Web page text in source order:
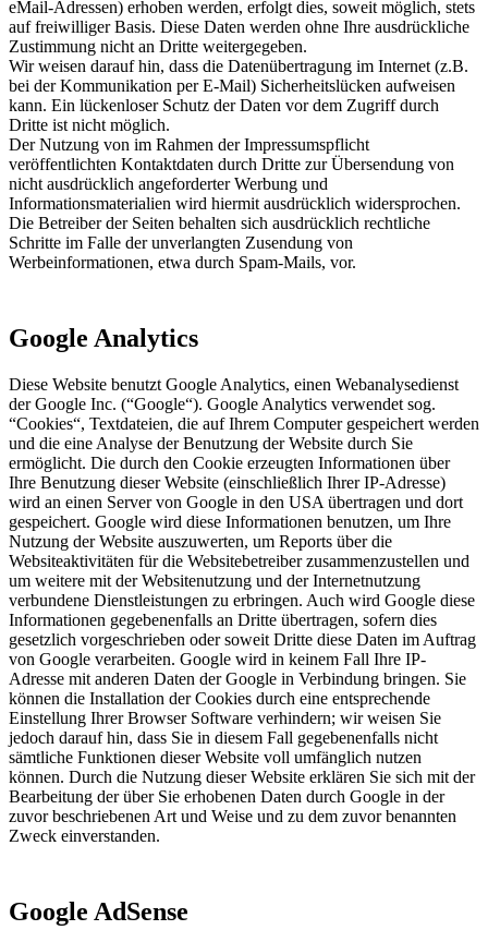
eMail-Adressen) erhoben werden, erfolgt dies, soweit möglich, stets
auf freiwilliger Basis. Diese Daten werden ohne Ihre ausdrückliche
Zustimmung nicht an Dritte weitergegeben.
Wir weisen darauf hin, dass die Datenübertragung im Internet (z.B.
bei der Kommunikation per E-Mail) Sicherheitslücken aufweisen
kann. Ein lückenloser Schutz der Daten vor dem Zugriff durch
Dritte ist nicht möglich.
Der Nutzung von im Rahmen der Impressumspflicht
veröffentlichten Kontaktdaten durch Dritte zur Übersendung von
nicht ausdrücklich angeforderter Werbung und
Informationsmaterialien wird hiermit ausdrücklich widersprochen.
Die Betreiber der Seiten behalten sich ausdrücklich rechtliche
Schritte im Falle der unverlangten Zusendung von
Werbeinformationen, etwa durch Spam-Mails, vor.
Google Analytics
Diese Website benutzt Google Analytics, einen Webanalysedienst
der Google Inc. (“Google“). Google Analytics verwendet sog.
“Cookies“, Textdateien, die auf Ihrem Computer gespeichert werden
und die eine Analyse der Benutzung der Website durch Sie
ermöglicht. Die durch den Cookie erzeugten Informationen über
Ihre Benutzung dieser Website (einschließlich Ihrer IP-Adresse)
wird an einen Server von Google in den USA übertragen und dort
gespeichert. Google wird diese Informationen benutzen, um Ihre
Nutzung der Website auszuwerten, um Reports über die
Websiteaktivitäten für die Websitebetreiber zusammenzustellen und
um weitere mit der Websitenutzung und der Internetnutzung
verbundene Dienstleistungen zu erbringen. Auch wird Google diese
Informationen gegebenenfalls an Dritte übertragen, sofern dies
gesetzlich vorgeschrieben oder soweit Dritte diese Daten im Auftrag
von Google verarbeiten. Google wird in keinem Fall Ihre IP-
Adresse mit anderen Daten der Google in Verbindung bringen. Sie
können die Installation der Cookies durch eine entsprechende
Einstellung Ihrer Browser Software verhindern; wir weisen Sie
jedoch darauf hin, dass Sie in diesem Fall gegebenenfalls nicht
sämtliche Funktionen dieser Website voll umfänglich nutzen
können. Durch die Nutzung dieser Website erklären Sie sich mit der
Bearbeitung der über Sie erhobenen Daten durch Google in der
zuvor beschriebenen Art und Weise und zu dem zuvor benannten
Zweck einverstanden.
Google AdSense